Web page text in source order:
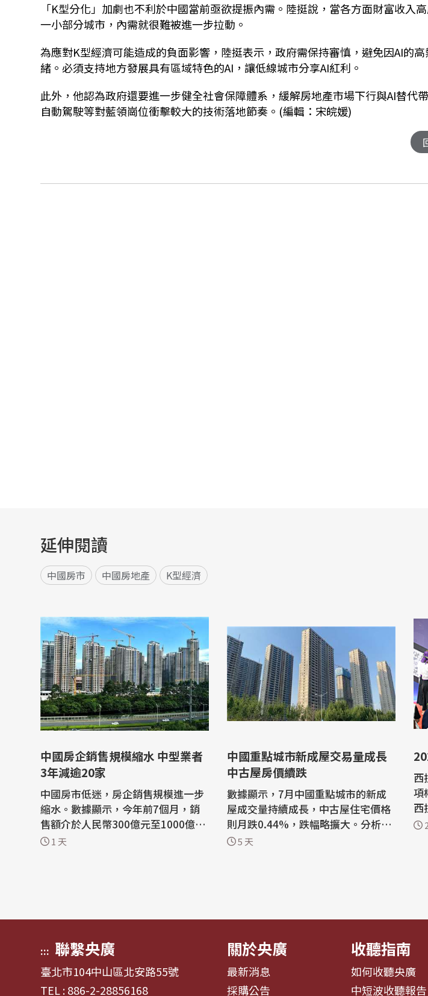
「K型分化」加劇也不利於中國當前亟欲提振內需。陸挺說，當各方面財富收入
一小部分城市，內需就很難被進一步拉動。
為應對K型經濟可能造成的負面影響，陸挺表示，政府需保持審慎，避免因AI的
緒。必須支持地方發展具有區域特色的AI，讓低線城市分享AI紅利。
此外，他認為政府還要進一步健全社會保障體系，緩解房地產市場下行與AI替代
自動駕駛等對藍領崗位衝擊較大的技術落地節奏。(編輯：宋皖媛)
延伸閱讀
中國房市 中國房地產 K型經濟
中國房企銷售規模縮水 中型業者
3年減逾20家
中國房市低迷，房企銷售規模進一步
縮水。數據顯示，今年前7個月，銷
售額介於人民幣300億元至1000億元
的中型房企數量只剩6家，較2023年
1 天
中國重點城市新成屋交易量成長
中古屋房價續跌
數據顯示，7月中國重點城市的新成
屋成交量持續成長，中古屋住宅價格
則月跌0.44%，跌幅略擴大。分析
稱，官方短期政策仍將聚焦支持購屋
5 天
西
項權
西
個
::: 聯繫央廣
臺北市104中山區北安路55號
TEL : 886-2-28856168
關於央廣
最新消息
採購公告
收聽指南
如何收聽央廣
中短波收聽報告